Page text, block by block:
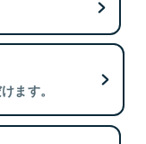
ます。